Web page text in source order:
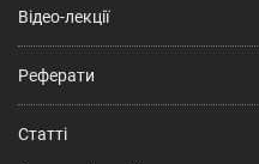
Відео-лекції
Реферати
Статті